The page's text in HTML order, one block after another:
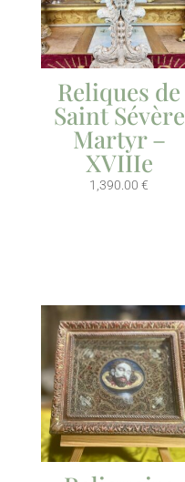
Reliques de
Saint Sévère
Martyr –
XVIIIe
1,390.00€